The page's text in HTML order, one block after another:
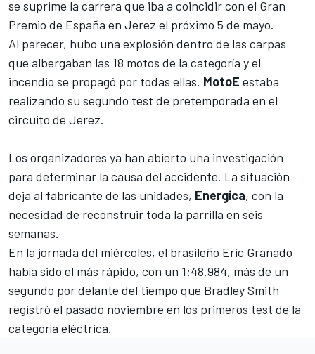
se suprime la carrera que iba a coincidir con el Gran
Premio de España en Jerez el próximo 5 de mayo.
Al parecer, hubo una explosión dentro de las carpas
que albergaban las 18 motos de la categoría y el
incendio se propagó por todas ellas. MotoE estaba
realizando su segundo test de pretemporada en el
circuito de Jerez.
Los organizadores ya han abierto una investigación
para determinar la causa del accidente. La situación
deja al fabricante de las unidades, Energica, con la
necesidad de reconstruir toda la parrilla en seis
semanas.
En la jornada del miércoles, el brasileño Eric Granado
había sido el más rápido, con un 1:48.984, más de un
segundo por delante del tiempo que Bradley Smith
registró el pasado noviembre en los primeros test de la
categoría eléctrica.